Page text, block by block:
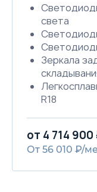
света
Зеркала
R18
линией
от 4 714 900
От 56 010 ₽/